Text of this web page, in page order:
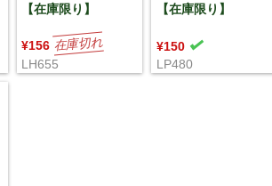
【在庫限り】
¥156
LH655
【在庫限り】
¥150
LP480